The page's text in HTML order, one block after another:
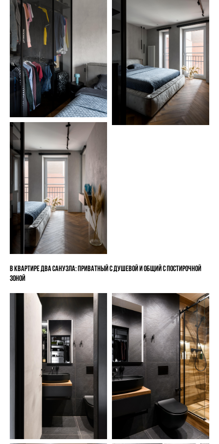
В квартире два санузла: приватный с душевой и общий с постирочной
зоной